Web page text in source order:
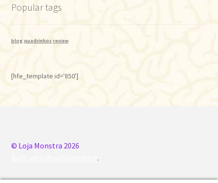
Popular tags
blog quadrinhos review
[hfe_template id='850']
© Loja Monstra 2026
.